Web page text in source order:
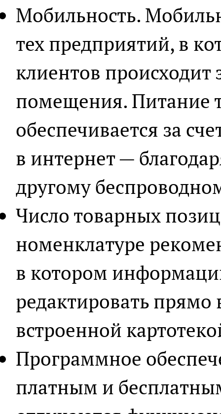
Мобильность.
тех предприятий, в
клиентов происходит
помещения. Питание
обеспечивается за
в интернет —
другому
Число товарных
номенклатуре
в котором
редактировать прямо
встроенной
Программное
платным и